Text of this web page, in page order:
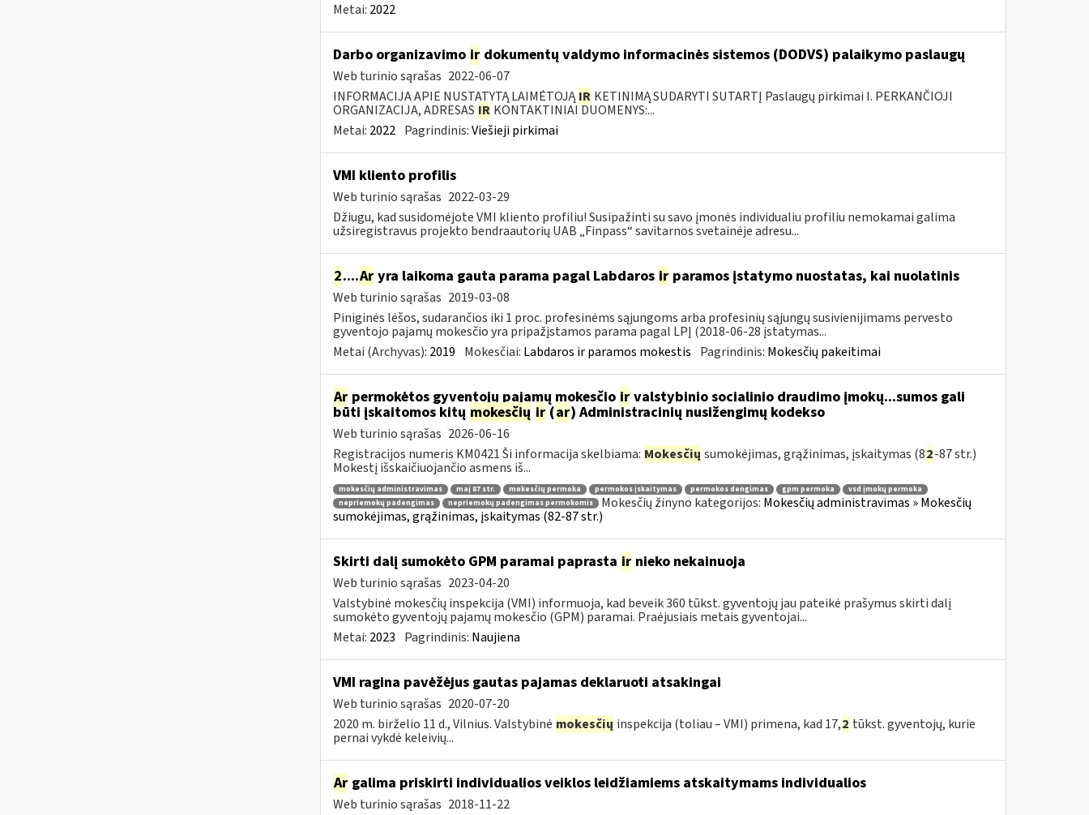
Metai: 2022
Darbo organizavimo irdokumentų valdymo informacinės sistemos (DODVS) palaikymo paslaugų
Web turinio sąrašas 2022-06-07
INFORMACIJA APIE NUSTATYTĄ LAIMĖTOJĄIR KETINIMĄ SUDARYTI SUTARTĮ Paslaugų pirkimai I. PERKANČIOJI
ORGANIZACIJA, ADRESAS IR KONTAKTINIAI DUOMENYS:...
Metai: 2022 Pagrindinis:Viešieji pirkimai
VMI kliento profilis
Web turinio sąrašas 2022-03-29
Džiugu, kad susidomėjote VMI kliento profiliu! Susipažinti su savo įmonės individualiu profiliu nemokamai galima
užsiregistravus projekto bendraautorių UAB „Finpass“ savitarnos svetainėje adresu...
2....Aryra laikoma gauta parama pagal Labdaros irparamos įstatymo nuostatas, kai nuolatinis
Web turinio sąrašas 2019-03-08
Piniginės lėšos, sudarančios iki 1 proc. profesinėms sąjungoms arba profesinių sąjungų susivienijimams pervesto
gyventojo pajamų mokesčio yra pripažįstamos parama pagal LPĮ (2018-06-28 įstatymas...
Metai (Archyvas): 2019 Mokesčiai: Labdaros ir paramos mokestis Pagrindinis: Mokesčių pakeitimai
Arpermokėtos gyventojų pajamų mokesčio irvalstybinio socialinio draudimo įmokų...sumos gali
būti įskaitomos kitų mokesčių ir(ar) Administracinių nusižengimų kodekso
Web turinio sąrašas 2026-06-16
Registracijos numeris KM0421 Ši informacija skelbiama: Mokesčių sumokėjimas, grąžinimas, įskaitymas (82-87 str.)
Mokestį išskaičiuojančio asmens iš...
mokesčių administravimas maį 87 str. mokesčių permoka permokos įskaitymas permokos dengimas gpm permoka
vsd įmokų permoka
nepriemokų padengimas
nepriemokų padengimas permokomis Mokesčių žinyno kategorijos: Mokesčių administravimas » Mokesčių
sumokėjimas, grąžinimas, įskaitymas (82-87 str.)
Skirti dalį sumokėto GPM paramai paprasta irnieko nekainuoja
Web turinio sąrašas 2023-04-20
Valstybinė mokesčių inspekcija (VMI) informuoja, kad beveik 360 tūkst. gyventojų jau pateikė prašymus skirti dalį
sumokėto gyventojų pajamų mokesčio (GPM) paramai. Praėjusiais metais gyventojai...
Metai: 2023 Pagrindinis: Naujiena
VMI ragina pavėžėjus gautas pajamas deklaruoti atsakingai
Web turinio sąrašas 2020-07-20
2020 m. birželio 11 d., Vilnius. Valstybinė mokesčių inspekcija (toliau – VMI) primena, kad 17,2 tūkst. gyventojų, kurie
pernai vykdė keleivių...
Argalima priskirti individualios veiklos leidžiamiems atskaitymams individualios
Web turinio sąrašas 2018-11-22